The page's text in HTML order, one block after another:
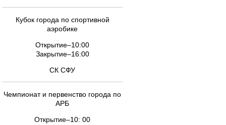
Кубок города по спортивной
аэробике
Открытие–10:00
Закрытие–16:00
СК СФУ
Чемпионат и первенство города по
АРБ
Открытие–10: 00